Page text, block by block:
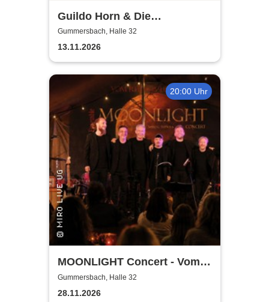
Guildo Horn & Die
Orthopädischen Strümpfe -
Weihnachten mit Guildo
Gummersbach, Halle 32
13.11.2026
20:00 Uhr
MOONLIGHT Concert - Vom
Rhythmus des Lebens -
Rhythm, Songs, Lyrics &
Gummersbach, Halle 32
28.11.2026